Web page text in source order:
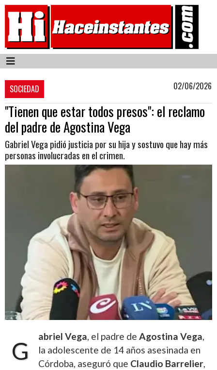
SOCIEDAD 02/06/2026
"Tienen que estar todos presos": el reclamo
del padre de Agostina Vega
Gabriel Vega pidió justicia por su hija y sostuvo que hay más
personas involucradas en el crimen.
G
abriel Vega, el padre de Agostina Vega,
la adolescente de 14 años asesinada en
Córdoba, aseguró que Claudio Barrelier,